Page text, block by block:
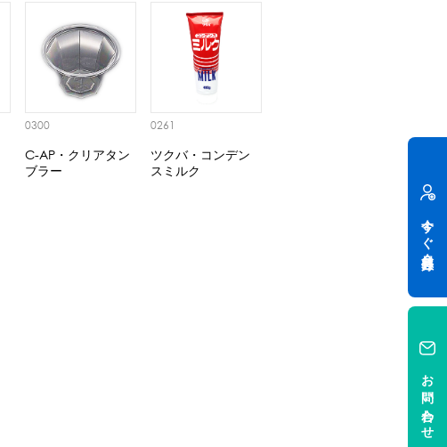
0300
C-AP・クリアタン
ブラー
0261
ツクバ・コンデン
スミルク
今すぐ会員登録
お問い合わせ